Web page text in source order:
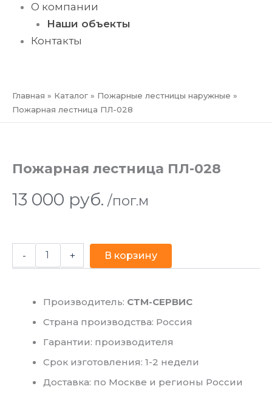
О компании
Наши объекты
Контакты
Главная » Каталог » Пожарные лестницы наружные »
Пожарная лестница ПЛ-028
Пожарная лестница ПЛ-028
13 000 руб. /пог.м
- + В корзину
Производитель: СТМ-СЕРВИС
Страна производства: Россия
Гарантии: производителя
Срок изготовления: 1-2 недели
Доставка: по Москве и регионы России